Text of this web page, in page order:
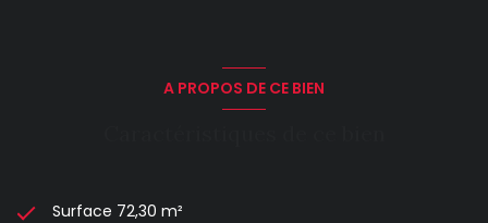
A PROPOS DE CE BIEN
Surface 72,30 m²